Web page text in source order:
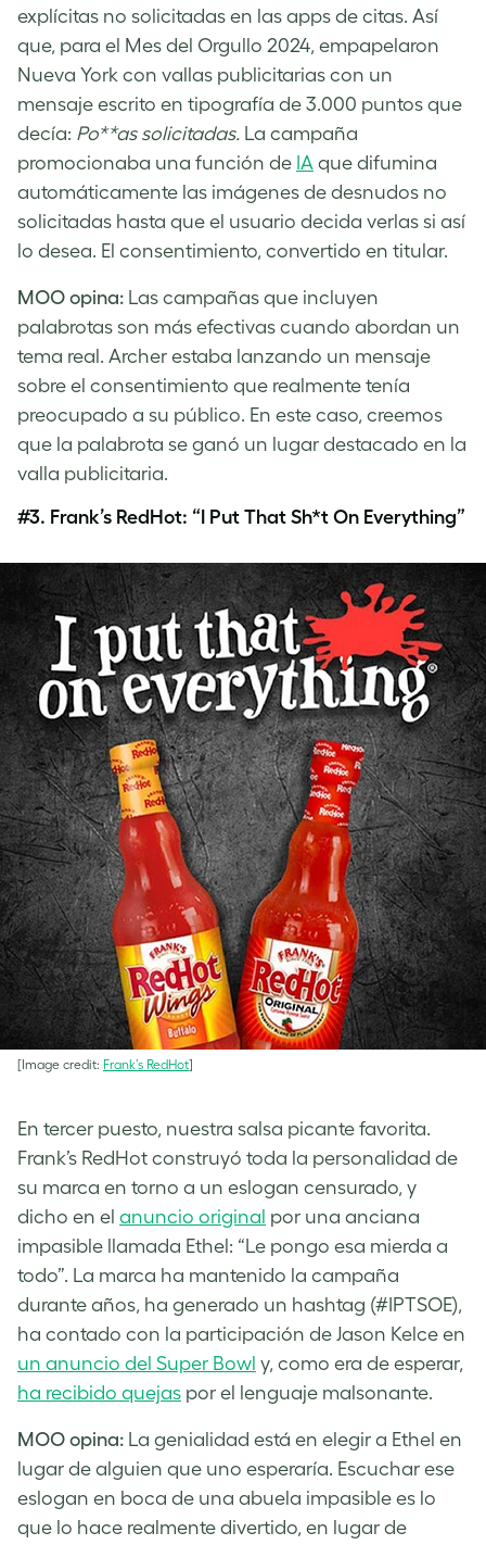
explícitas no solicitadas en las apps de citas. Así
que, para el Mes del Orgullo 2024, empapelaron
Nueva York con vallas publicitarias con un
mensaje escrito en tipografía de 3.000 puntos que
decía: Po**as solicitadas. La campaña
promocionaba una función de IA que difumina
automáticamente las imágenes de desnudos no
solicitadas hasta que el usuario decida verlas si así
lo desea. El consentimiento, convertido en titular.
MOO opina: Las campañas que incluyen
palabrotas son más efectivas cuando abordan un
tema real. Archer estaba lanzando un mensaje
sobre el consentimiento que realmente tenía
preocupado a su público. En este caso, creemos
que la palabrota se ganó un lugar destacado en la
valla publicitaria.
#3. Frank’s RedHot: “I Put That Sh*t On Everything”
[Image credit: Frank’s RedHot]
En tercer puesto, nuestra salsa picante favorita.
Frank’s RedHot construyó toda la personalidad de
su marca en torno a un eslogan censurado, y
dicho en el anuncio original por una anciana
impasible llamada Ethel: “Le pongo esa mierda a
todo”. La marca ha mantenido la campaña
durante años, ha generado un hashtag (#IPTSOE),
ha contado con la participación de Jason Kelce en
un anuncio del Super Bowl y, como era de esperar,
ha recibido quejas por el lenguaje malsonante.
MOO opina: La genialidad está en elegir a Ethel en
lugar de alguien que uno esperaría. Escuchar ese
eslogan en boca de una abuela impasible es lo
que lo hace realmente divertido, en lugar de